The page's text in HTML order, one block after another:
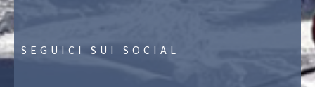
SEGUICI SUI SOCIAL